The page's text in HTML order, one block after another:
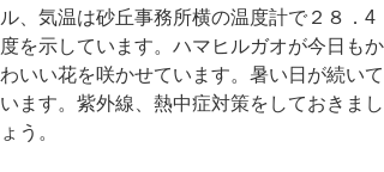
ル、気温は砂丘事務所横の温度計で２８．4
度を示しています。ハマヒルガオが今日もか
わいい花を咲かせています。暑い日が続いて
います。紫外線、熱中症対策をしておきまし
ょう。